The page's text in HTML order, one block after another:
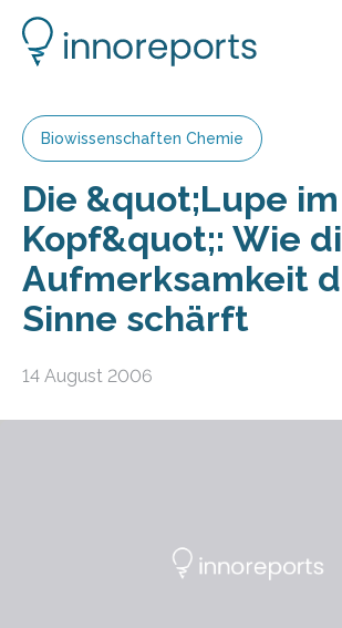
Biowissenschaften Chemie
Die &quot;Lupe im
Kopf&quot;: Wie
Aufmerksamkeit
Sinne schärft
14 August 2006